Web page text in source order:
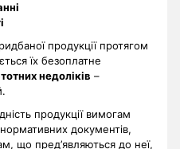
продукції протягом
їх безоплатне
недоліків –
продукції вимогам
документів,
що пред’являються до неї,